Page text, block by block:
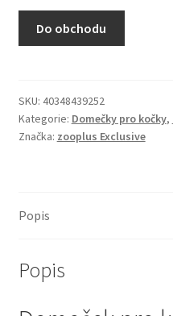
N&D Farmina pro kočky
Pamlsky pro kočky
Purizon pro kočky
Veterinární dieta pro
Do obchodu
SKU: 40348439252
Kategorie: Domečky pro kočky,
Značka: zooplus Exclusive
Popis
Popis